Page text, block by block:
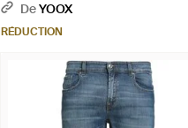
DeYOOX
RÉDUCTION